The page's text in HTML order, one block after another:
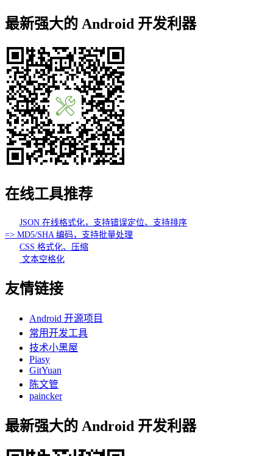
最新强大的 Android 开发利器
在线工具推荐
JSON 在线格式化，支持错误定位、支持排序
=> MD5/SHA 编码，支持批量处理
CSS 格式化、压缩
文本空格化
友情链接
Android 开源项目
常用开发工具
技术小黑屋
Piasy
GitYuan
陈文管
paincker
最新强大的 Android 开发利器